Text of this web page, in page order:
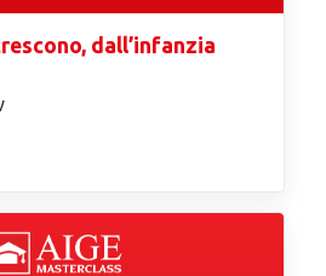
dall’infanzia